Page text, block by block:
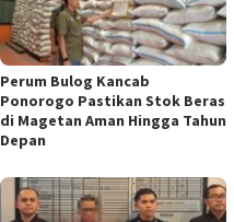
Perum Bulog Kancab
Ponorogo Pastikan Stok Beras
di Magetan Aman Hingga Tahun
Depan